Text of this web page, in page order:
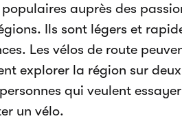
auprès des
Ils sont légers et
Les vélos de route
explorer la région sur
qui veulent
un vélo.